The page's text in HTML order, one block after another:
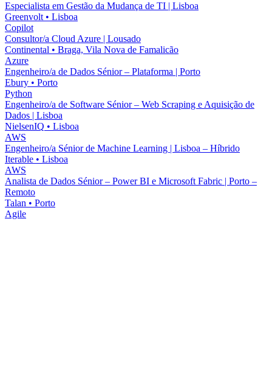
Especialista em Gestão da Mudança de TI | Lisboa
Greenvolt • Lisboa
Copilot
Consultor/a Cloud Azure | Lousado
Continental • Braga, Vila Nova de Famalicão
Azure
Engenheiro/a de Dados Sénior – Plataforma | Porto
Ebury • Porto
Python
Engenheiro/a de Software Sénior – Web Scraping e Aquisição de
Dados | Lisboa
NielsenIQ • Lisboa
AWS
Engenheiro/a Sénior de Machine Learning | Lisboa – Híbrido
Iterable • Lisboa
AWS
Analista de Dados Sénior – Power BI e Microsoft Fabric | Porto –
Remoto
Talan • Porto
Agile